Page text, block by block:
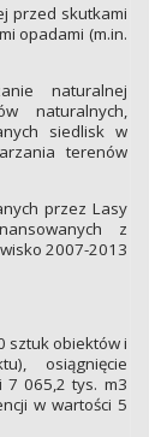
przed skutkami
opadami (m.in.
naturalnej
naturalnych,
siedlisk w
terenów
przez Lasy
z
2007-2013
sztuk obiektów i
osiągnięcie
7 065,2 tys. m3
w wartości 5